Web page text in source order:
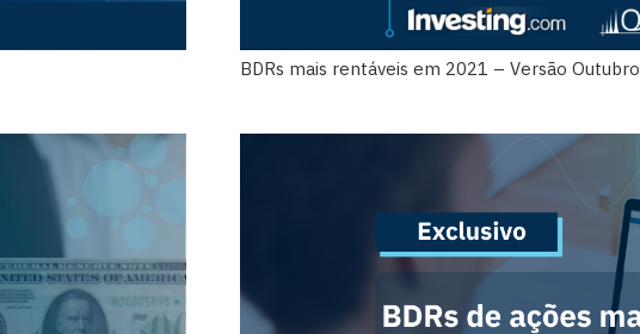
BDRs mais rentáveis em 2021 – Versão Outubro